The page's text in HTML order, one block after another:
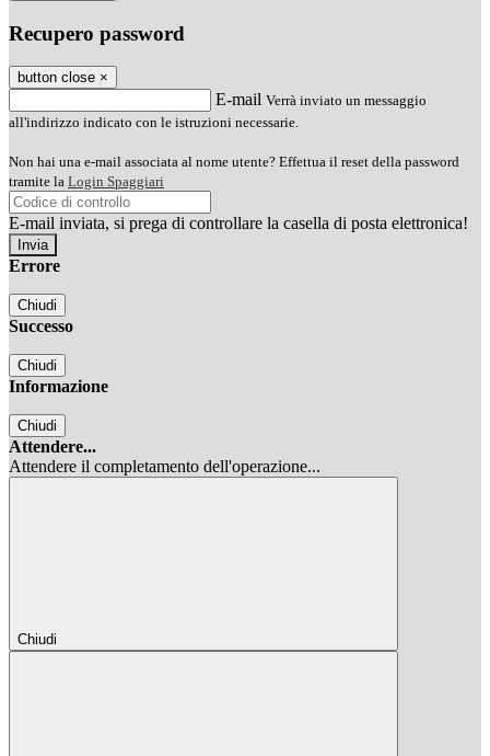
Recupero password
button close ×
E-mail Verrà inviato un messaggio
all'indirizzo indicato con le istruzioni necessarie.
Non hai una e-mail associata al nome utente? Effettua il reset della password
tramite la Login Spaggiari
E-mail inviata, si prega di controllare la casella di posta elettronica!
Errore
Chiudi
Successo
Chiudi
Informazione
Chiudi
Attendere...
Attendere il completamento dell'operazione...
Chiudi